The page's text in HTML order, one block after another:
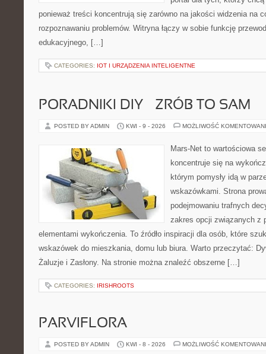
ponieważ treści koncentrują się zarówno na jakości widzenia na
rozpoznawaniu problemów. Witryna łączy w sobie funkcję
edukacyjnego, […]
CATEGORIES: IOT I URZĄDZENIA INTELIGENTNE
PORADNIKI DIY – ZRÓB TO SAM
POSTED BY ADMIN KWI - 9 - 2026 MOŻLIWOŚĆ
Mars-Net to wartościowa
koncentruje się na
którym pomysły idą w
wskazówkami. Strona
podejmowaniu trafnych
zakres opcji związanych z
elementami wykończenia. To źródło inspiracji dla osób, które
wskazówek do mieszkania, domu lub biura. Warto przeczytać:
Żaluzje i Zasłony. Na stronie można znaleźć obszerne […]
CATEGORIES: IRISHROOTS
PARVIFLORA
POSTED BY ADMIN KWI - 8 - 2026 MOŻLIWOŚĆ